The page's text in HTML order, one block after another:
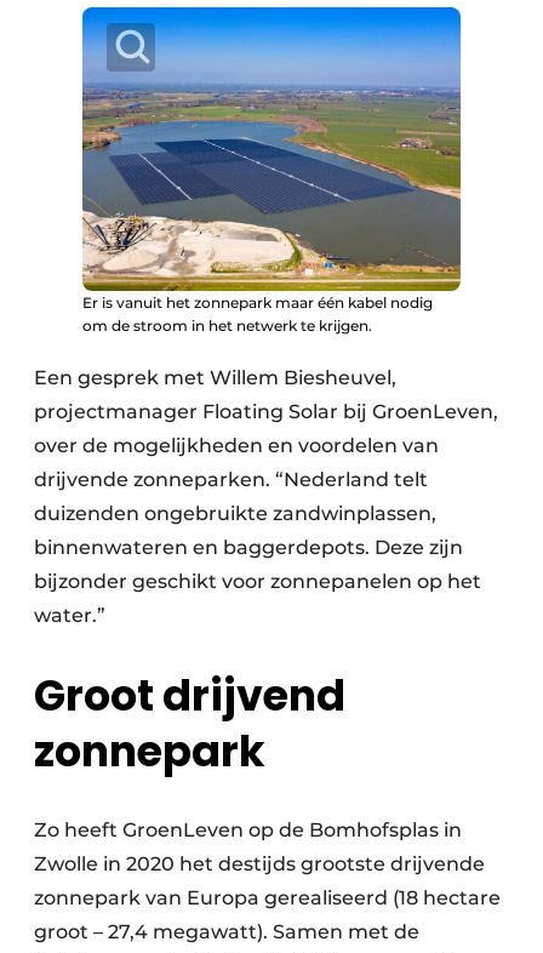
Er is vanuit het zonnepark maar één kabel nodig
om de stroom in het netwerk te krijgen.
Een gesprek met Willem Biesheuvel,
projectmanager Floating Solar bij GroenLeven,
over de mogelijkheden en voordelen van
drijvende zonneparken. “Nederland telt
duizenden ongebruikte zandwinplassen,
binnenwateren en baggerdepots. Deze zijn
bijzonder geschikt voor zonnepanelen op het
water.”
Groot drijvend
zonnepark
Zo heeft GroenLeven op de Bomhofsplas in
Zwolle in 2020 het destijds grootste drijvende
zonnepark van Europa gerealiseerd (18 hectare
groot – 27,4 megawatt). Samen met de